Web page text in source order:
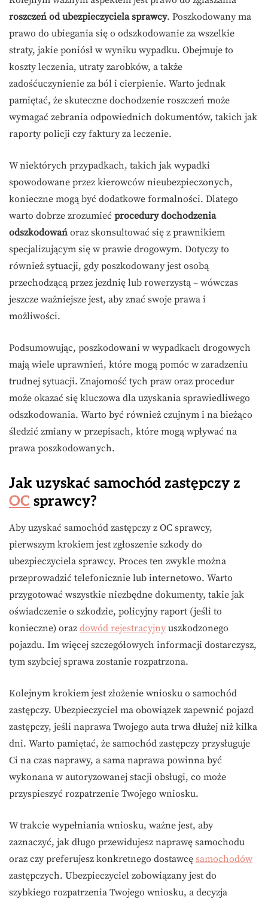
roszczeń od ubezpieczyciela sprawcy. Poszkodowany ma
prawo do ubiegania się o odszkodowanie za wszelkie
straty, jakie poniósł w wyniku wypadku. Obejmuje to
koszty leczenia, utraty zarobków, a także
zadośćuczynienie za ból i cierpienie. Warto jednak
pamiętać, że skuteczne dochodzenie roszczeń może
wymagać zebrania odpowiednich dokumentów, takich jak
raporty policji czy faktury za leczenie.
W niektórych przypadkach, takich jak wypadki
spowodowane przez kierowców nieubezpieczonych,
konieczne mogą być dodatkowe formalności. Dlatego
warto dobrze zrozumieć procedury dochodzenia
odszkodowań oraz skonsultować się z prawnikiem
specjalizującym się w prawie drogowym. Dotyczy to
również sytuacji, gdy poszkodowany jest osobą
przechodzącą przez jezdnię lub rowerzystą – wówczas
jeszcze ważniejsze jest, aby znać swoje prawa i
możliwości.
Podsumowując, poszkodowani w wypadkach drogowych
mają wiele uprawnień, które mogą pomóc w zaradzeniu
trudnej sytuacji. Znajomość tych praw oraz procedur
może okazać się kluczowa dla uzyskania sprawiedliwego
odszkodowania. Warto być również czujnym i na bieżąco
śledzić zmiany w przepisach, które mogą wpływać na
prawa poszkodowanych.
Jak uzyskać samochód zastępczy z
OC sprawcy?
Aby uzyskać samochód zastępczy z OC sprawcy,
pierwszym krokiem jest zgłoszenie szkody do
ubezpieczyciela sprawcy. Proces ten zwykle można
przeprowadzić telefonicznie lub internetowo. Warto
przygotować wszystkie niezbędne dokumenty, takie jak
oświadczenie o szkodzie, policyjny raport (jeśli to
konieczne) oraz dowód rejestracyjny uszkodzonego
pojazdu. Im więcej szczegółowych informacji dostarczysz,
tym szybciej sprawa zostanie rozpatrzona.
Kolejnym krokiem jest złożenie wniosku o samochód
zastępczy. Ubezpieczyciel ma obowiązek zapewnić pojazd
zastępczy, jeśli naprawa Twojego auta trwa dłużej niż kilka
dni. Warto pamiętać, że samochód zastępczy przysługuje
Ci na czas naprawy, a sama naprawa powinna być
wykonana w autoryzowanej stacji obsługi, co może
przyspieszyć rozpatrzenie Twojego wniosku.
W trakcie wypełniania wniosku, ważne jest, aby
zaznaczyć, jak długo przewidujesz naprawę samochodu
oraz czy preferujesz konkretnego dostawcę samochodów
zastępczych. Ubezpieczyciel zobowiązany jest do
szybkiego rozpatrzenia Twojego wniosku, a decyzja